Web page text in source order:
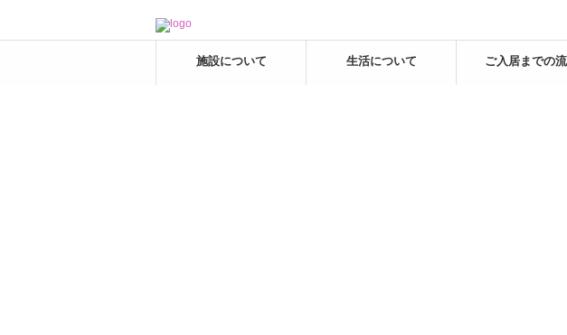
施設について 生活について ご入居までの